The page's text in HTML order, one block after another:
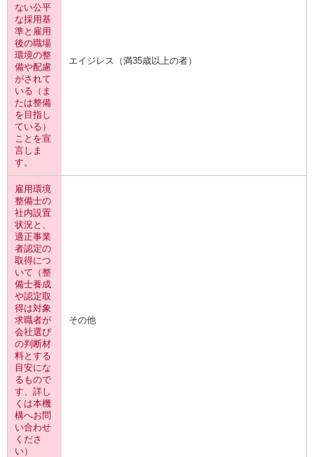
ない公平
な採用基
準と雇用
後の職場
環境の整
備や配慮
がされて
いる（ま
たは整備
を目指し
ている）
ことを宣
言しま
す。
エイジレス（満35歳以上の者）
雇用環境
整備士の
社内設置
状況と、
適正事業
者認定の
取得につ
いて（整
備士養成
や認定取
得は対象
求職者が
会社選び
の判断材
料とする
目安にな
るもので
す、詳し
くは本機
構へお問
い合わせ
くださ
い）
その他